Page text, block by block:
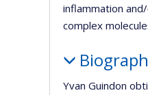
inflammation
complex
Yvan Guindon